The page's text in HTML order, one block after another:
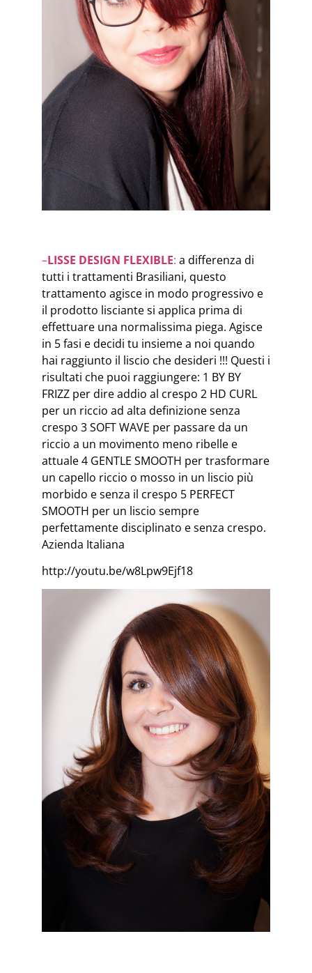
–LISSE DESIGN FLEXIBLE: a differenza di
tutti i trattamenti Brasiliani, questo
trattamento agisce in modo progressivo e
il prodotto lisciante si applica prima di
effettuare una normalissima piega. Agisce
in 5 fasi e decidi tu insieme a noi quando
hai raggiunto il liscio che desideri !!! Questi i
risultati che puoi raggiungere: 1 BY BY
FRIZZ per dire addio al crespo 2 HD CURL
per un riccio ad alta definizione senza
crespo 3 SOFT WAVE per passare da un
riccio a un movimento meno ribelle e
attuale 4 GENTLE SMOOTH per trasformare
un capello riccio o mosso in un liscio più
morbido e senza il crespo 5 PERFECT
SMOOTH per un liscio sempre
perfettamente disciplinato e senza crespo.
Azienda Italiana
http://youtu.be/w8Lpw9Ejf18